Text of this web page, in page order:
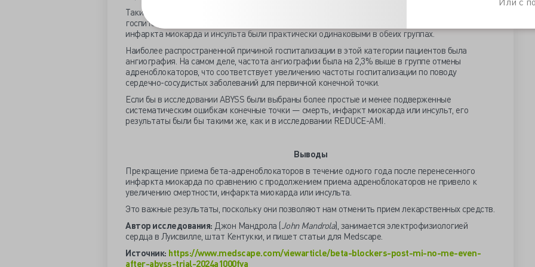
Таким образом, в группе отмены адреноблокаторов наблюдался более высокий уровень
госпитализации по поводу сердечно-сосудистых заболеваний. Показатели смертности,
инфаркта миокарда и инсульта были практически одинаковыми в обеих группах.
Наиболее распространенной причиной госпитализации в этой категории пациентов была
ангиография. На самом деле, частота ангиографии была на 2,3% выше в группе отмены
адреноблокаторов, что соответствует увеличению частоты госпитализации по поводу
сердечно-сосудистых заболеваний для первичной конечной точки.
Если бы в исследовании ABYSS были выбраны более простые и менее подверженные
систематическим ошибкам конечные точки — смерть, инфаркт миокарда или инсульт, его
результаты были бы такими же, как и в исследовании REDUCE-AMI.
Выводы
Прекращение приема бета-адреноблокаторов в течение одного года после перенесенного
инфаркта миокарда по сравнению с продолжением приема адреноблокаторов не привело к
увеличению смертности, инфаркта миокарда или инсульта.
Это важные результаты, поскольку они позволяют нам отменить прием лекарственных средств.
Автор исследования: Джон Мандрола (John Mandrola), занимается электрофизиологией
сердца в Луисвилле, штат Кентукки, и пишет статьи для Medscape.
Источник: https://www.medscape.com/viewarticle/beta-blockers-post-mi-no-me-even-
after-abyss-trial-2024a1000fva